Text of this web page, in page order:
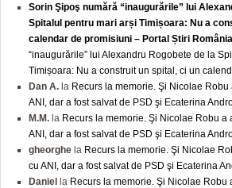
Sorin Şipoş numără “inaugurările” lui
Spitalul pentru mari arși Timișoara: Nu a
calendar de promisiuni – Portal Știri România
“inaugurările” lui Alexandru Rogobete de la
Timișoara: Nu a construit un spital, ci un
Dan A. la Recurs la memorie. Şi Nicolae
ANI, dar a fost salvat de PSD şi Ecaterina
M.M. la Recurs la memorie. Şi Nicolae Robu a
ANI, dar a fost salvat de PSD şi Ecaterina
gheorghe la Recurs la memorie. Şi Nicolae
cu ANI, dar a fost salvat de PSD şi Ecaterina
Daniel la Recurs la memorie. Şi Nicolae Robu